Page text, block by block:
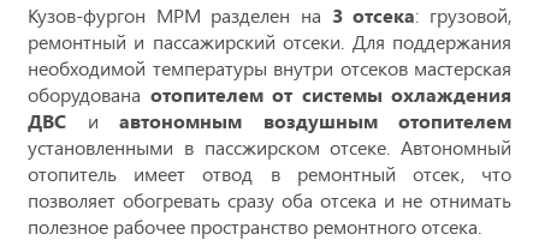
Кузов-фургон МРМ разделен на 3 отсека: грузовой,
ремонтный и пассажирский отсеки. Для поддержания
необходимой температуры внутри отсеков мастерская
оборудована отопителем от системы охлаждения
ДВС и автономным воздушным отопителем
установленными в пассжирском отсеке. Автономный
отопитель имеет отвод в ремонтный отсек, что
позволяет обогревать сразу оба отсека и не отнимать
полезное рабочее пространство ремонтного отсека.